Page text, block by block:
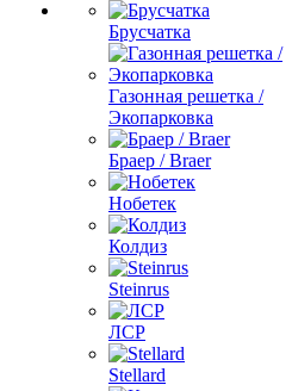
Брусчатка
Газонная решетка /
Экопарковка
Браер / Braer
Нобетек
Колдиз
Steinrus
ЛСР
Stellard